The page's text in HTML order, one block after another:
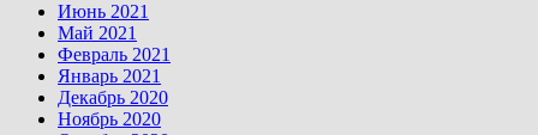
Июнь 2021
Май 2021
Февраль 2021
Январь 2021
Декабрь 2020
Ноябрь 2020